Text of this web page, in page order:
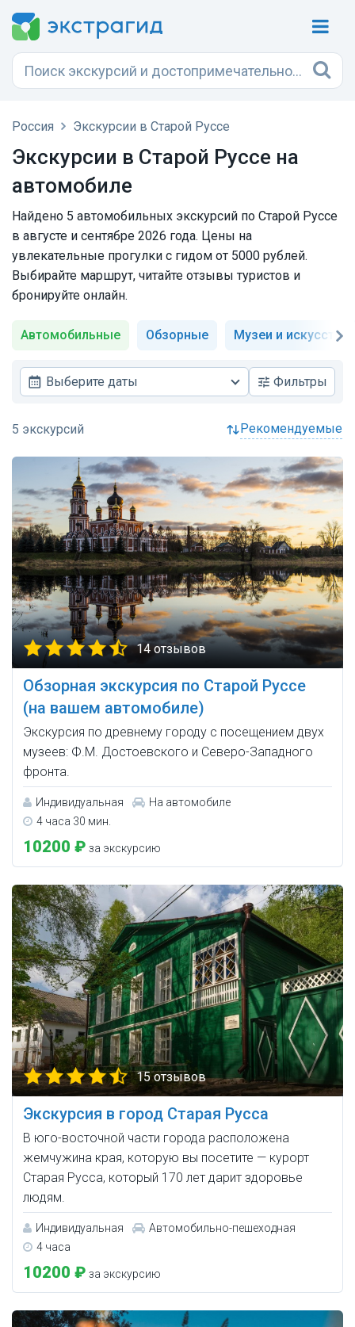
Россия Экскурсии в Старой Руссе
Экскурсии в Старой Руссе на
автомобиле
Найдено 5 автомобильных экскурсий по Старой Руссе
в августе и сентябре 2026 года. Цены на
увлекательные прогулки с гидом от 5000 рублей.
Выбирайте маршрут, читайте отзывы туристов и
бронируйте онлайн.
Автомобильные Обзорные Музеи и искусство
Выберите даты Фильтры
рекомендуемые
14 отзывов
Обзорная экскурсия по Старой Руссе
(на вашем автомобиле)
Экскурсия по древнему городу с посещением двух
музеев: Ф.М. Достоевского и Северо-Западного
фронта.
Индивидуальная
На автомобиле
4 часа 30 мин.
10200 ₽ за экскурсию
15 отзывов
Экскурсия в город Старая Русса
В юго-восточной части города расположена
жемчужина края, которую вы посетите — курорт
Старая Русса, который 170 лет дарит здоровье
людям.
Индивидуальная
Автомобильно-пешеходная
4 часа
10200 ₽ за экскурсию